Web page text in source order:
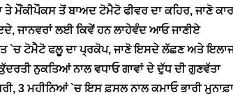
ਤੇ ਮੌਂਕੀਪੌਕਸ ਤੋਂ ਬਾਅਦ ਟੋਮੈਟੋ ਫੀਵਰ ਦਾ ਕਹਿਰ, ਜਾਣੋ
ਜਾਨਵਰਾਂ ਲਈ ਕਿਵੇਂ ਹਨ ਲਾਹੇਵੰਦ ਆਓ ਜਾਣੀਏ
`ਚ ਟੋਮੈਟੋ ਫਲੂ ਦਾ ਪ੍ਰਕੋਪ, ਜਾਣੋ ਇਸਦੇ ਲੱਛਣ ਅਤੇ
ਨੁਕਤਿਆਂ ਨਾਲ ਵਧਾਓ ਗਾਵਾਂ ਦੇ ਦੁੱਧ ਦੀ ਗੁਣਵੱਤਾ
3 ਮਹੀਨਿਆਂ `ਚ ਇਸ ਫ਼ਸਲ ਨਾਲ ਕਮਾਓ ਭਾਰੀ